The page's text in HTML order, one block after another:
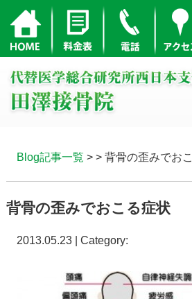
Blog記事一覧 > > 背骨の歪みでお
背骨の歪みでおこる症状
2013.05.23 | Category: